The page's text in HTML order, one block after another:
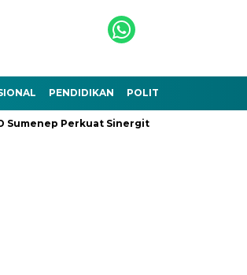
PENDIDIKAN POLITIK
Perkuat Sinergitas